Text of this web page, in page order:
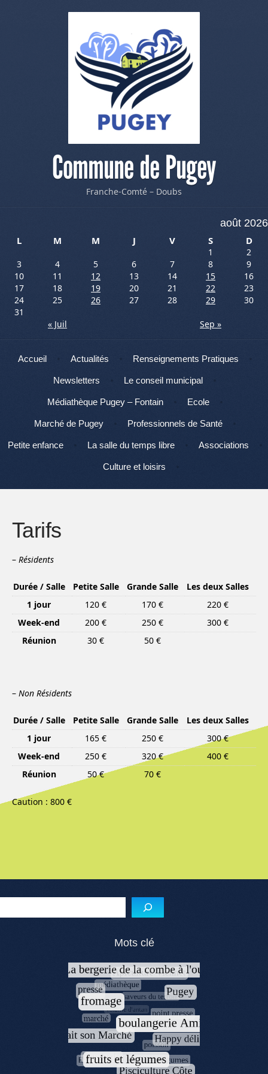
Commune de Pugey
Franche-Comté – Doubs
août 2026
L
M M J V S D
1
2
3
4 5 6 7 8
9
10
11 12 13 14 15
16
17
18 19 20 21 22
23
24
25 26 27 28 29
30
31
« Juil
Sep »
Menu
Aller au contenu
Accueil Actualités Renseignements Pratiques
Newsletters Le conseil municipal
Médiathèque Pugey – Fontain Ecole
Marché de Pugey Professionnels de Santé
Petite enfance La salle du temps libre Associations
Culture et loisirs
Tarifs
– Résidents
Durée / Salle Petite Salle Grande Salle
Les deux Salles
1 jour
120 € 170 €
220 €
Week-end
200 € 250 €
300 €
Réunion
30 € 50 €
– Non Résidents
Durée / Salle Petite Salle Grande Salle
Les deux Salles
1 jour
165 € 250 €
300 €
Week-end
250 € 320 €
400 €
Réunion
50 € 70 €
Caution : 800 €
Menu de l'article
Mots clé